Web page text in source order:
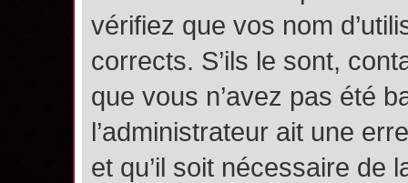
vérifiez que vos nom
corrects. S’ils le sont,
que vous n’avez pas été
l’administrateur ait une
et qu’il soit nécessaire de